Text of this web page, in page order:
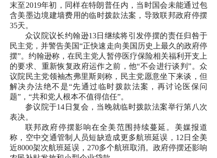
末至2019年初，同样在特朗普任内，当时国会未能通过包
含美墨边境建墙费用的临时拨款法案，导致联邦政府停摆
35天。
众议院议长约翰逊13日继续将引发停摆的责任归咎于
民主党，并警告美国“正快速走向美国历史上最久的政府停
摆”。约翰逊称，在民主党人暂停医疗保险相关福利开支上
的要求、重新恢复政府运作之前，他“不会进行谈判”。众
议院民主党领袖杰弗里斯则称，民主党愿意坐下来谈，但
解决办法绝不是“先通过临时拨款法案，再讨论医保问
题”，“共和党人根本不值得信任”。
参议院于14日复会，当晚就临时拨款法案举行第八次
表决。
联邦政府停摆影响在全美范围持续蔓延。美媒报道
称，空中交通管制人员短缺造成更多航班延误，12日全美
近8000架次航班延误，270多个航班取消。政府停摆还影响